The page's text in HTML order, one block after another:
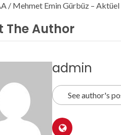
/ Mehmet Emin Gürbüz – Aktüel
The Author
admin
See author's